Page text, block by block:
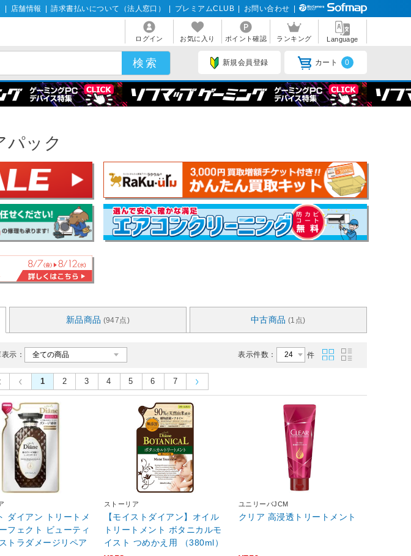
店舗情報 請求書払いについて（法人窓口） プレミアムCLUB お問い合わせ
ログイン お気に入り ポイント確認 ランキング Language
新規会員登録 カート 0
パック
新品商品 (947点) 中古商品 (1点)
示： 表示件数： 件
1 2 3 4 5 6 7
ダイアン トリートメ
フェクト ビューティ
トラダメージリペア
ストーリア
【モイストダイアン】オイル
トリートメント ボタニカルモ
イスト つめかえ用 （380ml）
ユニリーバJCM
クリア 高浸透トリートメント